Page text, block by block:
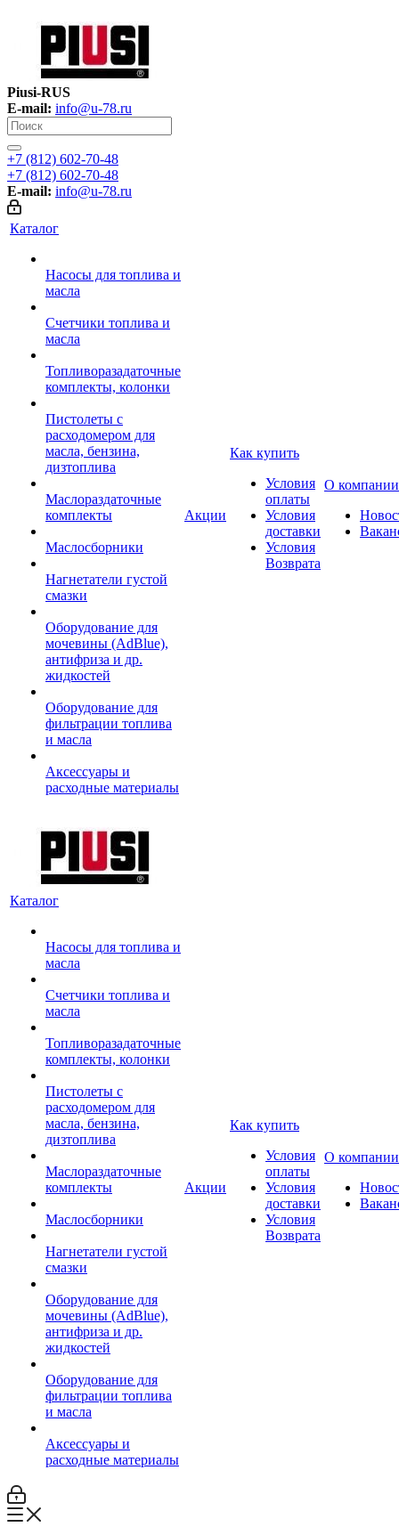
Piusi-RUS
E-mail: info@u-78.ru
+7 (812) 602-70-48
+7 (812) 602-70-48
E-mail: info@u-78.ru
Каталог
Насосы для топлива и
масла
Счетчики топлива и
масла
Топливоразадаточные
комплекты, колонки
Пистолеты с
расходомером для
масла, бензина,
дизтоплива
Маслораздаточные
комплекты
Маслосборники
Нагнетатели густой
смазки
Оборудование для
мочевины (AdBlue),
антифриза и др.
жидкостей
Оборудование для
фильтрации топлива
и масла
Аксессуары и
расходные материалы
Акции
Как купить
Условия
оплаты
Условия
доставки
Условия
Возврата
О компании
Каталог
Насосы для топлива и
масла
Счетчики топлива и
масла
Топливоразадаточные
комплекты, колонки
Пистолеты с
расходомером для
масла, бензина,
дизтоплива
Маслораздаточные
комплекты
Маслосборники
Нагнетатели густой
смазки
Оборудование для
мочевины (AdBlue),
антифриза и др.
жидкостей
Оборудование для
фильтрации топлива
и масла
Аксессуары и
расходные материалы
Акции
Как купить
Условия
оплаты
Условия
доставки
Условия
Возврата
О компании